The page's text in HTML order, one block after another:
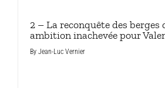
2 – La reconquête des berges
ambition inachevée pour
By Jean-Luc Vernier